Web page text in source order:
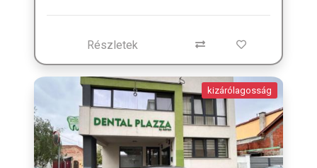
Részletek
kizárólagosság